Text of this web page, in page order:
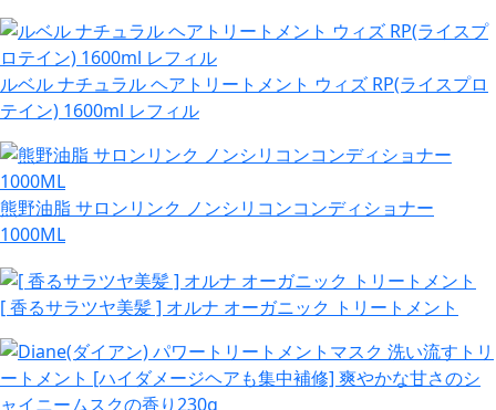
ルベル ナチュラル ヘアトリートメント ウィズ RP(ライスプロ
テイン) 1600ml レフィル
熊野油脂 サロンリンク ノンシリコンコンディショナー
1000ML
[ 香るサラツヤ美髪 ] オルナ オーガニック トリートメント